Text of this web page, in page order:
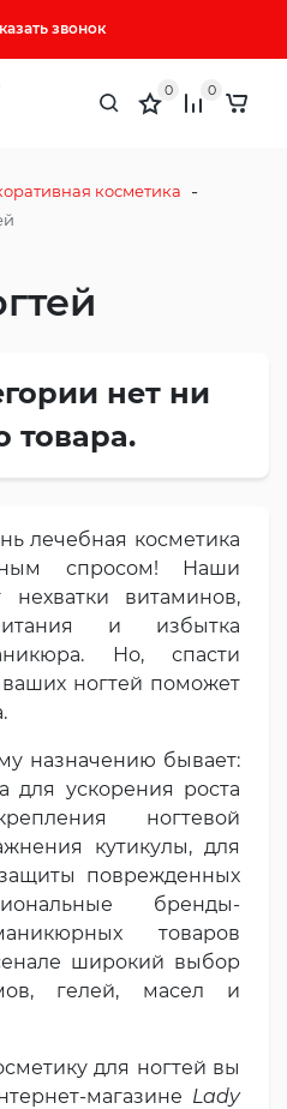
звонок
0 0
косметика -
нет ни
товара.
лечебная косметика
спросом! Наши
нехватки витаминов,
и избытка
Но, спасти
ваших ногтей поможет
назначению бывает:
для ускорения роста
ногтевой
кутикулы, для
поврежденных
бренды-
товаров
широкий выбор
гелей, масел и
для ногтей вы
магазине Lady